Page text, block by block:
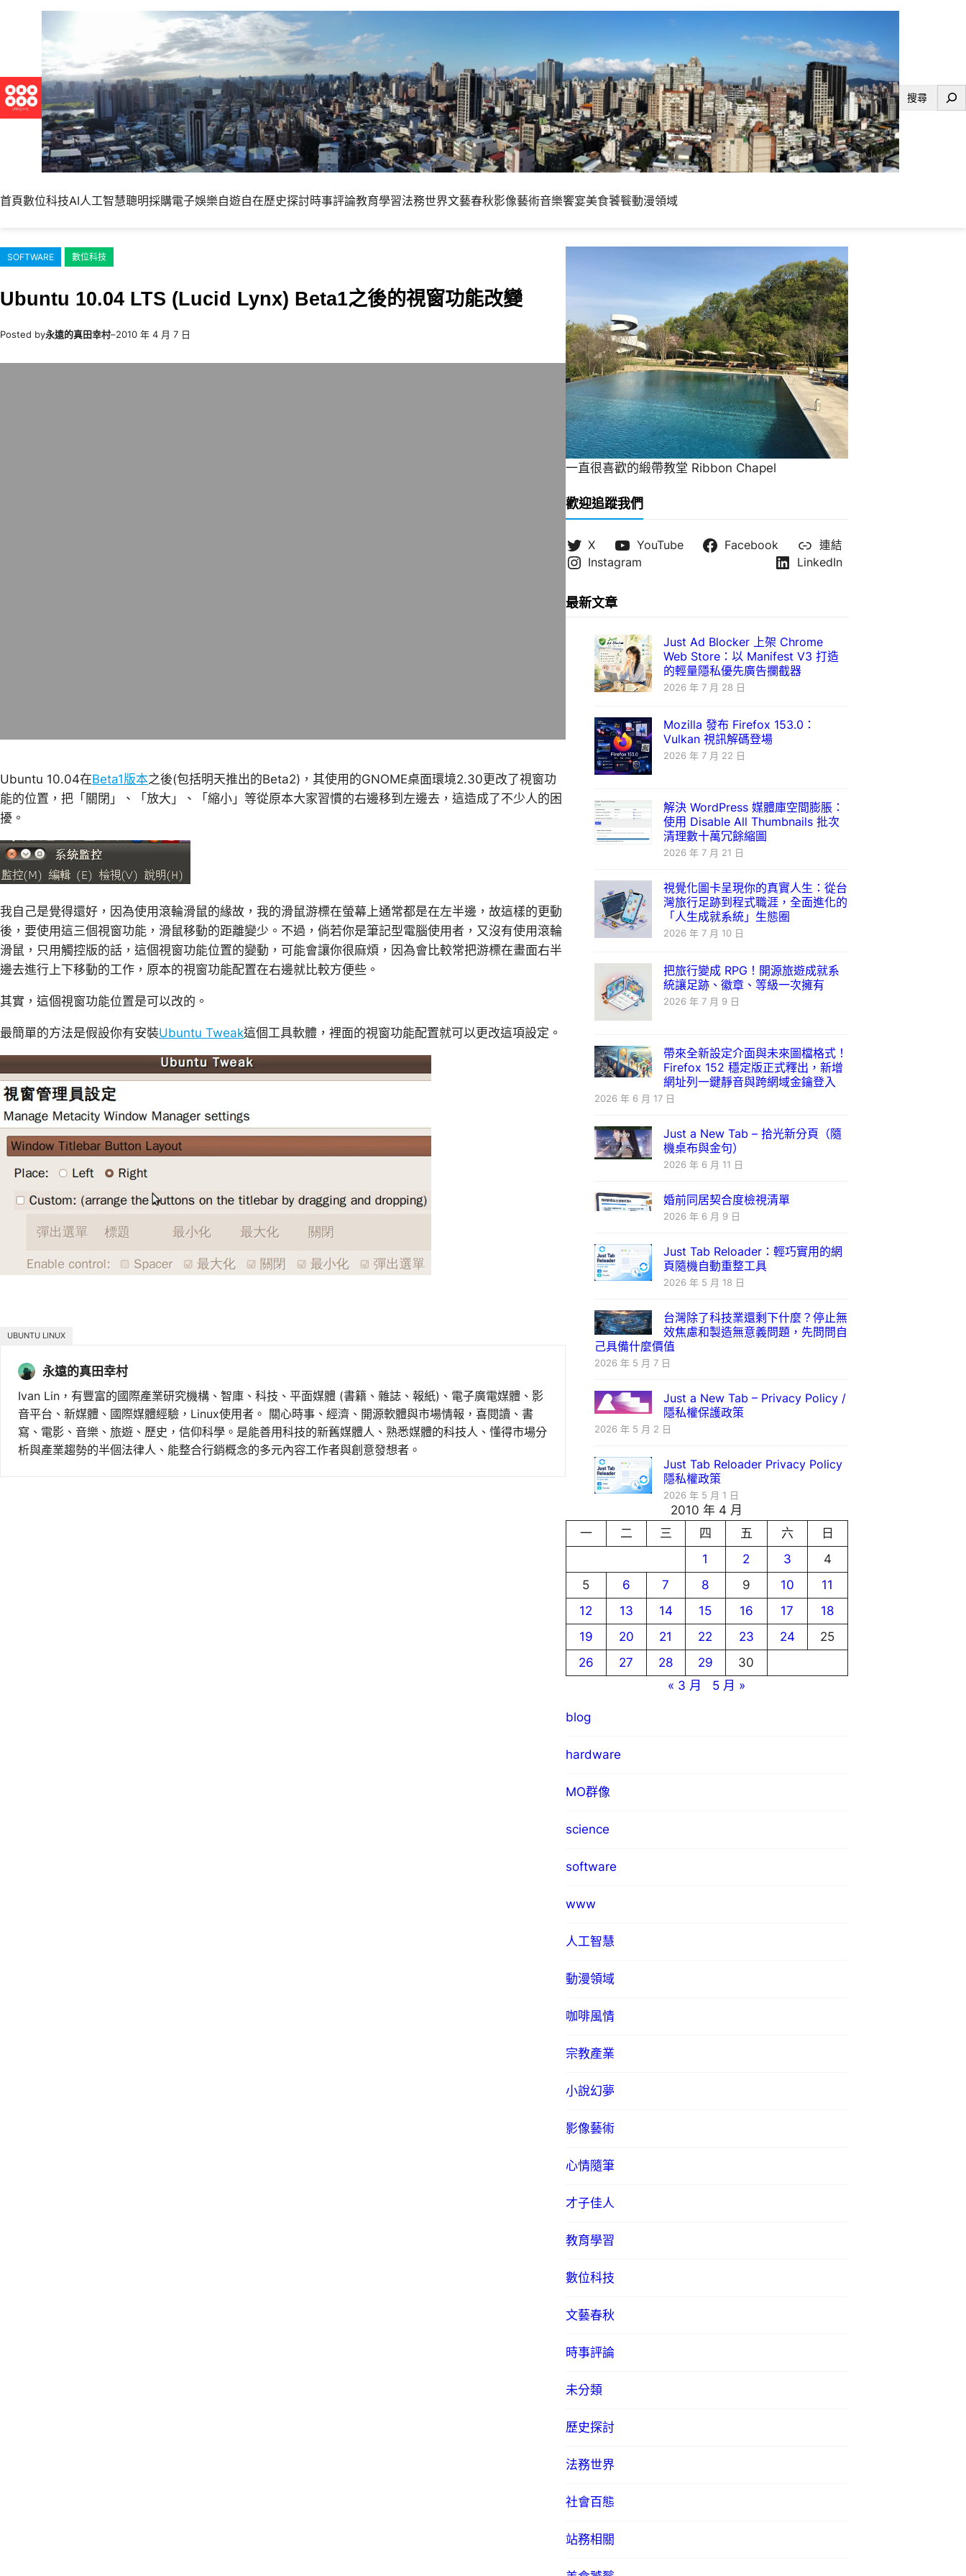
內
容
搜
首頁數位科技AI人工智慧聰明採購電子娛樂自遊自在歷史探討時事評論教育學習法務世界文藝春秋影像藝術音樂饗宴美食饕餮動漫領域
SOFTWARE 數位科技
Ubuntu 10.04 LTS (Lucid Lynx) Beta1之後的視窗功能改變
Posted by永遠的真田幸村–2010 年 4 月 7 日
Ubuntu 10.04在Beta1版本之後(包括明天推出的Beta2)，其使用的GNOME桌面環境2.30更改了視窗功
能的位置，把「關閉」、「放大」、「縮小」等從原本大家習慣的右邊移到左邊去，這造成了不少人的困
擾。
我自己是覺得還好，因為使用滾輪滑鼠的緣故，我的滑鼠游標在螢幕上通常都是在左半邊，故這樣的更動
後，要使用這三個視窗功能，滑鼠移動的距離變少。不過，倘若你是筆記型電腦使用者，又沒有使用滾輪
滑鼠，只用觸控版的話，這個視窗功能位置的變動，可能會讓你很麻煩，因為會比較常把游標在畫面右半
邊去進行上下移動的工作，原本的視窗功能配置在右邊就比較方便些。
其實，這個視窗功能位置是可以改的。
最簡單的方法是假設你有安裝Ubuntu Tweak這個工具軟體，裡面的視窗功能配置就可以更改這項設定。
UBUNTU LINUX
永遠的真田幸村
Ivan Lin，有豐富的國際產業研究機構、智庫、科技、平面媒體 (書籍、雜誌、報紙)、電子廣電媒體、影
音平台、新媒體、國際媒體經驗，Linux使用者。 關心時事、經濟、開源軟體與市場情報，喜閱讀、書
寫、電影、音樂、旅遊、歷史，信仰科學。是能善用科技的新舊媒體人、熟悉媒體的科技人、懂得市場分
析與產業趨勢的半個法律人、能整合行銷概念的多元內容工作者與創意發想者。
一直很喜歡的緞帶教堂 Ribbon Chapel
歡迎追蹤我們
X YouTube Facebook
連結
Instagram
LinkedIn
最新文章
Just Ad Blocker 上架 Chrome
Web Store：以 Manifest V3 打造
的輕量隱私優先廣告攔截器
2026 年 7 月 28 日
Mozilla 發布 Firefox 153.0：
Vulkan 視訊解碼登場
2026 年 7 月 22 日
解決 WordPress 媒體庫空間膨脹：
使用 Disable All Thumbnails 批次
清理數十萬冗餘縮圖
2026 年 7 月 21 日
視覺化圖卡呈現你的真實人生：從台
灣旅行足跡到程式職涯，全面進化的
「人生成就系統」生態圈
2026 年 7 月 10 日
把旅行變成 RPG！開源旅遊成就系
統讓足跡、徽章、等級一次擁有
2026 年 7 月 9 日
帶來全新設定介面與未來圖檔格式！
Firefox 152 穩定版正式釋出，新增
網址列一鍵靜音與跨網域金鑰登入
2026 年 6 月 17 日
Just a New Tab – 拾光新分頁（隨
機桌布與金句）
2026 年 6 月 11 日
婚前同居契合度檢視清單
2026 年 6 月 9 日
Just Tab Reloader：輕巧實用的網
頁隨機自動重整工具
2026 年 5 月 18 日
台灣除了科技業還剩下什麼？停止無
效焦慮和製造無意義問題，先問問自
己具備什麼價值
2026 年 5 月 7 日
Just a New Tab – Privacy Policy /
隱私權保護政策
2026 年 5 月 2 日
Just Tab Reloader Privacy Policy
隱私權政策
2026 年 5 月 1 日
2010 年 4 月
一
二 三 四 五 六
日
1
2 3
4
5
6 7 8 9 10
11
12
13 14 15 16 17
18
19
20 21 22 23 24
25
26
27 28 29
30
« 3 月
5 月 »
blog
hardware
MO群像
science
software
www
人工智慧
動漫領域
咖啡風情
宗教產業
小說幻夢
影像藝術
心情隨筆
才子佳人
教育學習
數位科技
文藝春秋
時事評論
未分類
歷史探討
法務世界
社會百態
站務相關